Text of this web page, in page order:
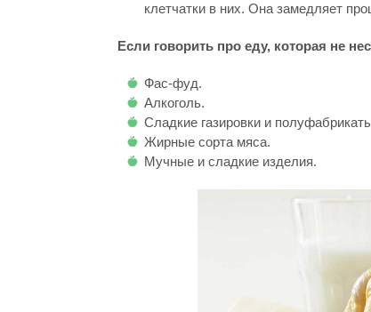
клетчатки в них. Она замедляет
Если говорить про еду, которая не
Фас-фуд.
Алкоголь.
Сладкие газировки и
Жирные сорта мяса.
Мучные и сладкие изделия.